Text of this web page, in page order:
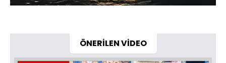
ÖNERİLEN VİDEO